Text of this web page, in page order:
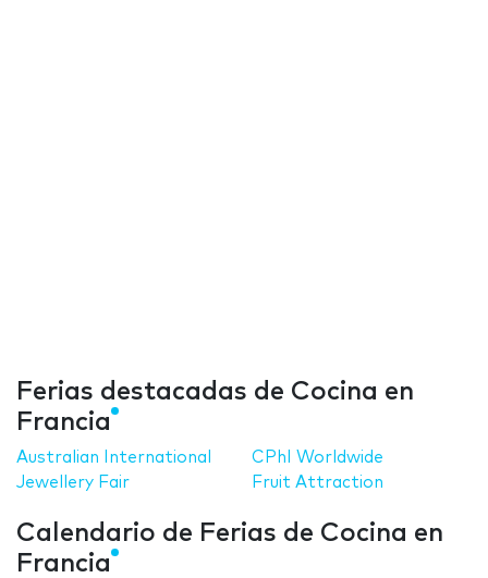
Ferias destacadas de Cocina en
Francia
Australian International
Jewellery Fair
CPhI Worldwide
Fruit Attraction
Calendario de Ferias de Cocina en
Francia